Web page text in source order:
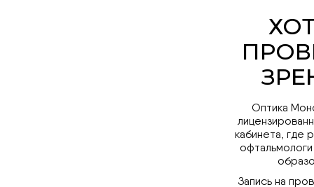
Оптика
кабинета, где
Запись на